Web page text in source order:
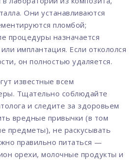
Они устанавливаются
пломбой;
процедуры назначается
имплантация. Если откололся
он полностью удаляется.
известные всем
Тщательно соблюдайте
и следите за здоровьем
вредные привычки (в том
предметы), не раскусывать
правильно питаться —
орехи, молочные продукты и